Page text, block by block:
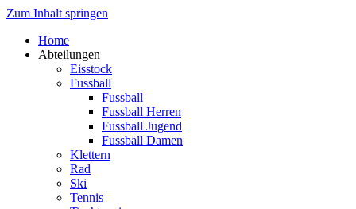
Zum Inhalt springen
Home
Abteilungen
Eisstock
Fussball
Fussball
Fussball Herren
Fussball Jugend
Fussball Damen
Klettern
Rad
Ski
Tennis